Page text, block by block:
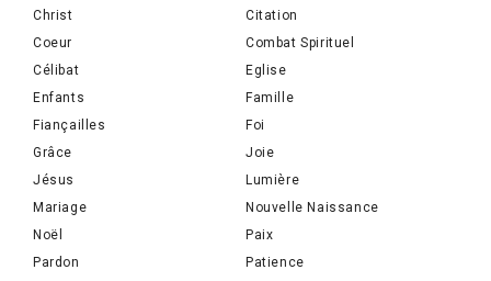
Christ
Citation
Coeur
Combat Spirituel
Célibat
Eglise
Enfants
Famille
Fiançailles
Foi
Grâce
Joie
Jésus
Lumière
Mariage
Nouvelle Naissance
Noël
Paix
Pardon
Patience